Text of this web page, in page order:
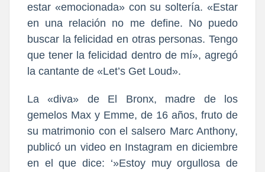
estar «emocionada» con su soltería. «Estar
en una relación no me define. No puedo
buscar la felicidad en otras personas. Tengo
que tener la felicidad dentro de mí», agregó
la cantante de «Let’s Get Loud».
La «diva» de El Bronx, madre de los
gemelos Max y Emme, de 16 años, fruto de
su matrimonio con el salsero Marc Anthony,
publicó un video en Instagram en diciembre
en el que dice: ‘»Estoy muy orgullosa de